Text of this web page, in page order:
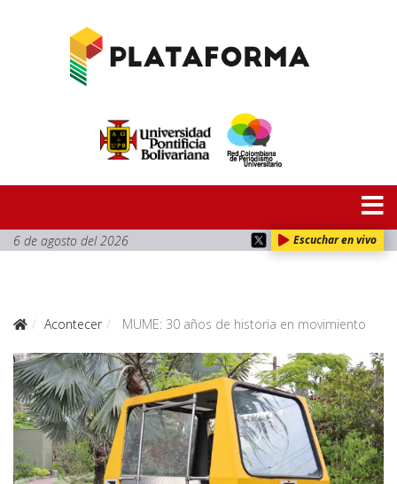
6 de agosto del 2026 Escuchar en vivo
Acontecer MUME: 30 años de historia en movimiento